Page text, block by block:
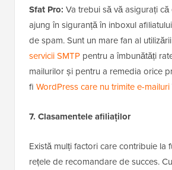
Sfat Pro: Va trebui să vă asigurați
ajung în siguranță în inboxul
de spam. Sunt un mare fan al
servicii SMTP pentru a îmbunătăți
mailurilor și pentru a remedia orice
fi WordPress care nu trimite e-mailuri
7. Clasamentele afiliaților
Există mulți factori care contribuie la
rețele de recomandare de succes.